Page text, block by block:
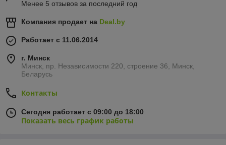
Менее 5 отзывов за последний год
Компания продает на Deal.by
Работает с 11.06.2014
г. Минск
Минск, пр. Независимости 220, строение 36, Минск,
Беларусь
Контакты
Сегодня работает с 09:00 до 18:00
Показать весь график работы